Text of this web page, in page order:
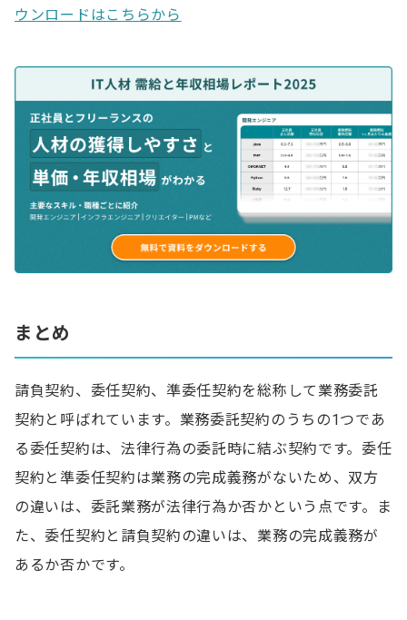
ウンロードはこちらから
まとめ
請負契約、委任契約、準委任契約を総称して業務委託
契約と呼ばれています。業務委託契約のうちの1つであ
る委任契約は、法律行為の委託時に結ぶ契約です。委任
契約と準委任契約は業務の完成義務がないため、双方
の違いは、委託業務が法律行為か否かという点です。ま
た、委任契約と請負契約の違いは、業務の完成義務が
あるか否かです。